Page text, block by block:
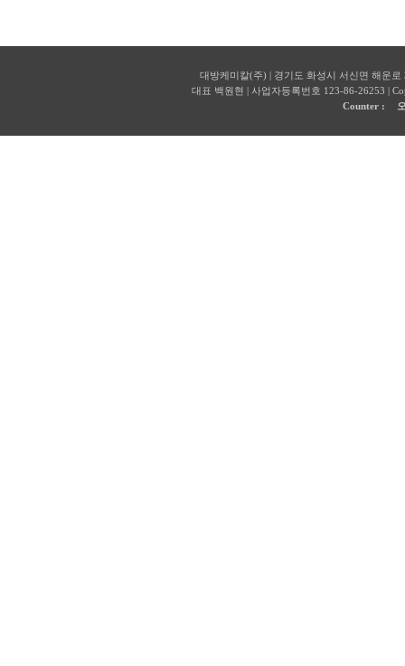
대방케미칼(주) | 경기도 화성시 서신면 해운
대표 백원현 | 사업자등록번호 123-86-26253 |
Counter :